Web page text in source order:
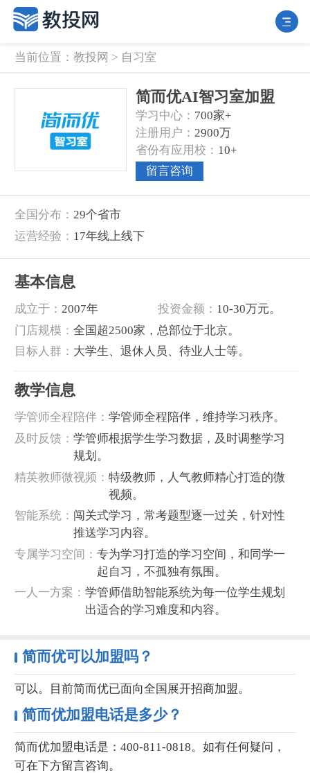
当前位置： 教投网 > 自习室
简而优AI智习室加盟
学习中心： 700家+
注册用户： 2900万
省份有应用校： 10+
留言咨询
全国分布： 29个省市
运营经验： 17年线上线下
基本信息
成立于‌： 2007年 ‌投资金额‌： 10-30万元‌。
‌门店规模‌： 全国超2500家，总部位于北京‌。
‌目标人群‌： 大学生、退休人员、待业人士等‌。
教学信息
学管师全程陪伴： 学管师全程陪伴，维持学习秩序。
及时反馈： 学管师根据学生学习数据，及时调整学习
规划。
精英教师微视频： 特级教师，人气教师精心打造的微
视频。
智能系统： 闯关式学习，常考题型逐一过关，针对性
推送学习内容。
专属学习空间： 专为学习打造的学习空间，和同学一
起自习，不孤独有氛围。
一人一方案： 学管师借助智能系统为每一位学生规划
出适合的学习难度和内容。
简而优可以加盟吗？
可以。目前简而优已面向全国展开招商加盟。
简而优加盟电话是多少？
简而优加盟电话是：400-811-0818。如有任何疑问，
可在下方留言咨询。